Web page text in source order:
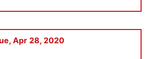
Apr 28, 2020